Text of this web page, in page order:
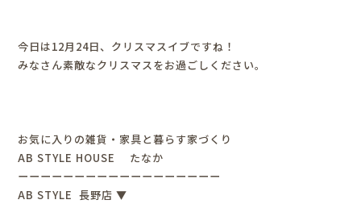
今日は12月24日、クリスマスイブですね！
みなさん素敵なクリスマスをお過ごしください。
お気に入りの雑貨・家具と暮らす家づくり
AB STYLE HOUSE たなか
ーーーーーーーーーーーーーーーーーー
AB STYLE 長野店 ▼